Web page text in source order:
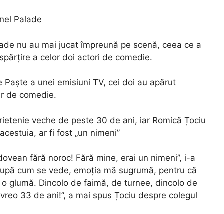
Palade
nu au mai jucat împreună pe scenă, ceea ce a
a celor doi actori de comedie.
a unei emisiuni TV, cei doi au apărut
de comedie.
veche de peste 30 de ani, iar Romică Țociu
ar fi fost „un nimeni”
fără noroc! Fără mine, erai un nimeni”, i-a
cum se vede, emoția mă sugrumă, pentru că
glumă. Dincolo de faimă, de turnee, dincolo de
33 de ani!”, a mai spus Țociu despre colegul